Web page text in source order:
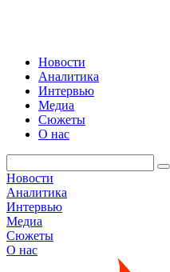
Новости
Аналитика
Интервью
Медиа
Сюжеты
О нас
Новости
Аналитика
Интервью
Медиа
Сюжеты
О нас